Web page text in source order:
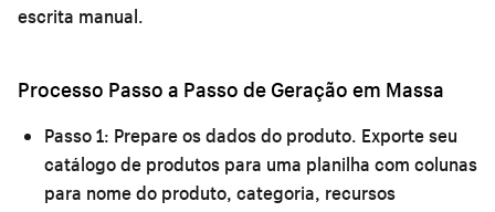
escrita manual.
Processo Passo a Passo de Geração em Massa
Passo 1: Prepare os dados do produto. Exporte seu
catálogo de produtos para uma planilha com colunas
para nome do produto, categoria, recursos